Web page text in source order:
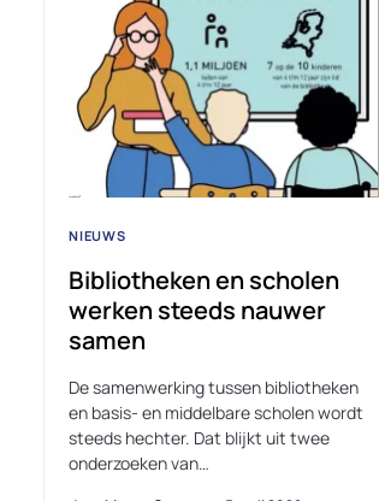
NIEUWS
Bibliotheken en scholen
werken steeds nauwer
samen
De samenwerking tussen bibliotheken
en basis- en middelbare scholen wordt
steeds hechter. Dat blijkt uit twee
onderzoeken van…